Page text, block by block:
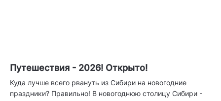
Путешествия - 2026! Открыто!
Куда лучше всего рвануть из Сибири на новогодние
праздники? Правильно! В новогоднюю столицу Сибири -